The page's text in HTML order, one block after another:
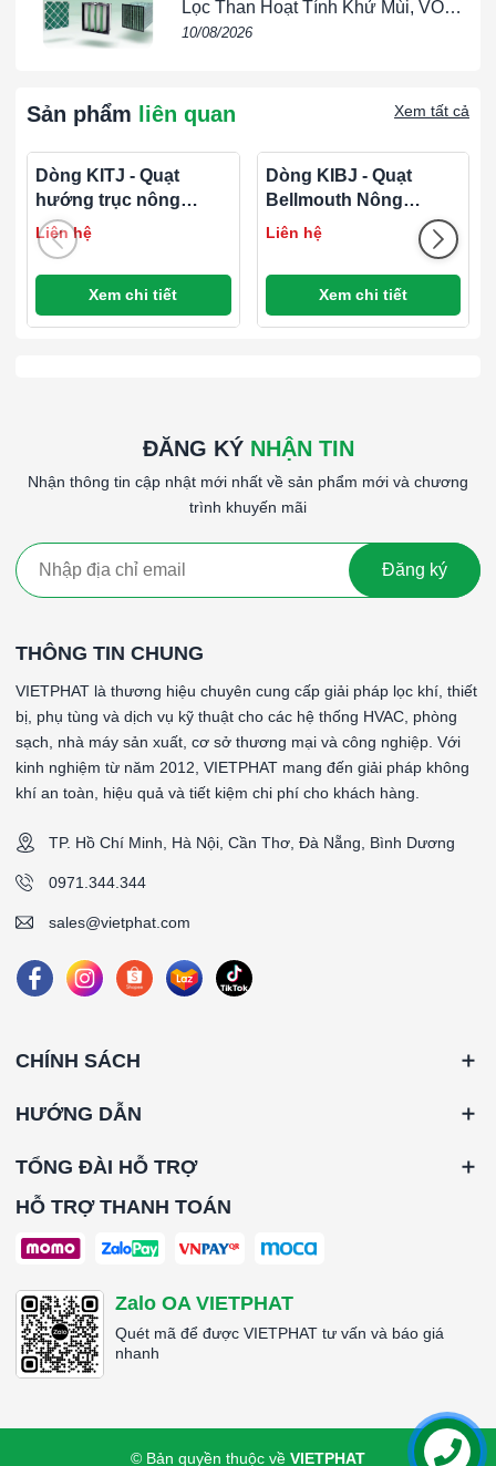
Lọc Than Hoạt Tính Khử Mùi, VOC
& Khí Ô Nhiễm Cho HVAC
10/08/2026
Sản phẩm liên quan Xem tất cả
Dòng KITJ - Quạt
hướng trục nông
nghiệp
Liên hệ
Xem chi tiết
Dòng KIBJ - Quạt
Bellmouth Nông
nghiệp
Liên hệ
Xem chi tiết
ĐĂNG KÝ NHẬN TIN
Nhận thông tin cập nhật mới nhất về sản phẩm mới và chương
trình khuyến mãi
Đăng ký
THÔNG TIN CHUNG
VIETPHAT là thương hiệu chuyên cung cấp giải pháp lọc khí, thiết
bị, phụ tùng và dịch vụ kỹ thuật cho các hệ thống HVAC, phòng
sạch, nhà máy sản xuất, cơ sở thương mại và công nghiệp. Với
kinh nghiệm từ năm 2012, VIETPHAT mang đến giải pháp không
khí an toàn, hiệu quả và tiết kiệm chi phí cho khách hàng.
TP. Hồ Chí Minh, Hà Nội, Cần Thơ, Đà Nẵng, Bình Dương
0971.344.344
sales@vietphat.com
CHÍNH SÁCH
HƯỚNG DẪN
TỔNG ĐÀI HỖ TRỢ
HỖ TRỢ THANH TOÁN
Zalo OA VIETPHAT
Quét mã để được VIETPHAT tư vấn và báo giá
nhanh
© Bản quyền thuộc về VIETPHAT Liên hệ